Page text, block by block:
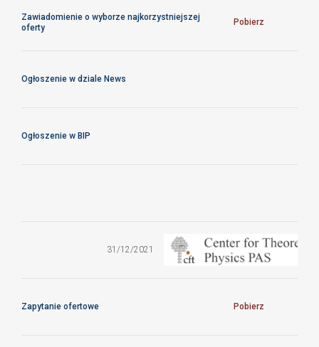
Zawiadomienie o wyborze najkorzystniejszej
oferty
Pobierz
Ogłoszenie w dziale News
Ogłoszenie w BIP
przeprowadzenie31/12/2021
Zapytanie ofertowe Pobierz